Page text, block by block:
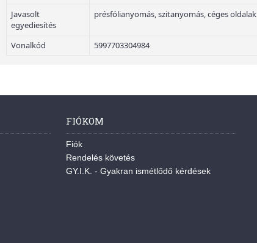
Javasolt
egyediesítés
présfólianyomás, szitanyomás, céges oldalak
Vonalkód 5997703304984
FIÓKOM
Fiók
Rendelés követés
GY.I.K. - Gyakran ismétlődő kérdések